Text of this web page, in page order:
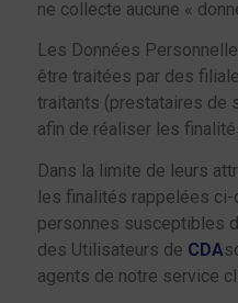
ne collecte aucune «
Les Données
être traitées par des
traitants (prestataires de
afin de réaliser les
Dans la limite de leurs
les finalités rappelées
personnes susceptibles
des Utilisateurs de CDA
agents de notre service